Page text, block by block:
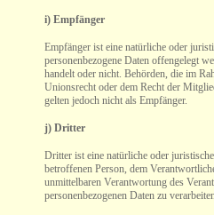
i) Empfänger
Empfänger ist eine natürliche oder
personenbezogene Daten offengelegt
handelt oder nicht. Behörden, die im
Unionsrecht oder dem Recht der
gelten jedoch nicht als Empfänger.
j) Dritter
Dritter ist eine natürliche oder
betroffenen Person, dem
unmittelbaren Verantwortung des
personenbezogenen Daten zu